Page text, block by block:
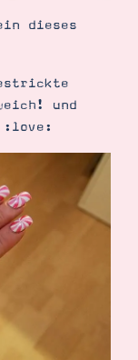
dieses
und
:love: